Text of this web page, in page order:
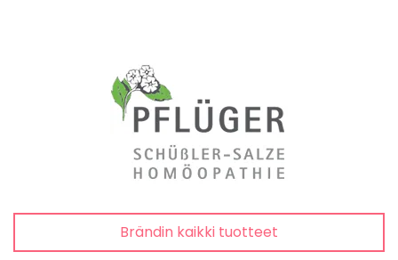
Brändin kaikki tuotteet